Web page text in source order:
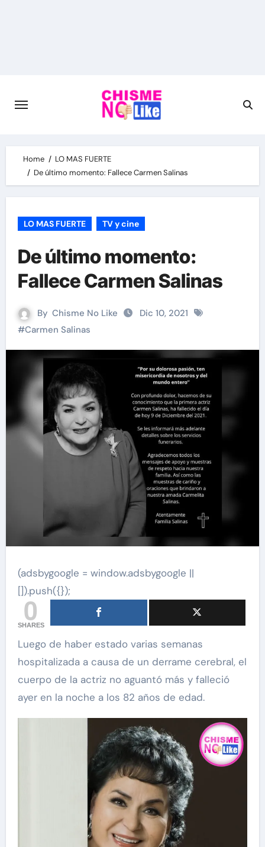
Home
LO MAS FUERTE
De último momento: Fallece Carmen Salinas
LO MAS FUERTE TV y cine
De último momento:
Fallece Carmen Salinas
By Chisme No Like
Dic 10, 2021
#Carmen Salinas
(adsbygoogle = window.adsbygoogle ||
[]).push({});
0
SHARES
Luego de haber estado varias semanas
hospitalizada a causa de un derrame cerebral, el
cuerpo de la actriz no aguantó más y falleció
ayer en la noche a los 82 años de edad.